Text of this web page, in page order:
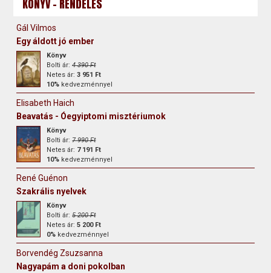
KÖNYV - RENDELÉS
Gál Vilmos
Egy áldott jó ember
Könyv
Bolti ár:4 390 Ft
Netes ár:3 951 Ft
10% kedvezménnyel
Elisabeth Haich
Beavatás - Óegyiptomi misztériumok
Könyv
Bolti ár:7 990 Ft
Netes ár: 7 191 Ft
10% kedvezménnyel
René Guénon
Szakrális nyelvek
Könyv
Bolti ár:5 200 Ft
Netes ár:5 200 Ft
0% kedvezménnyel
Borvendég Zsuzsanna
Nagyapám a doni pokolban